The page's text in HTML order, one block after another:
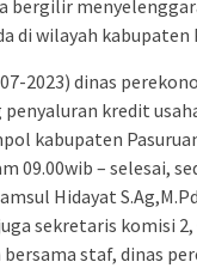
bergilir
di wilayah kabupaten
2023) dinas
kredit
kabupaten
09.00wib – selesai,
Hidayat
sekretaris komisi
staf, dinas